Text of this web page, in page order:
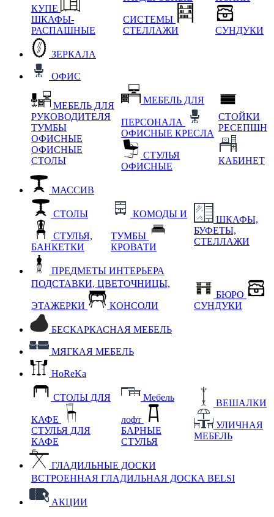
КУПЕ
ШКАФЫ-
РАСПАШНЫЕ
СИСТЕМЫ
СТЕЛЛАЖИ
СУНДУКИ
ЗЕРКАЛА
ОФИС
МЕБЕЛЬ ДЛЯ
РУКОВОДИТЕЛЯ
ТУМБЫ
ОФИСНЫЕ
ОФИСНЫЕ
СТОЛЫ
МЕБЕЛЬ ДЛЯ
ПЕРСОНАЛА
ОФИСНЫЕ КРЕСЛА
СТУЛЬЯ
ОФИСНЫЕ
СТОЙКИ
РЕСЕПШН
КАБИНЕТ
МАССИВ
СТОЛЫ
СТУЛЬЯ,
БАНКЕТКИ
КОМОДЫ И
ТУМБЫ
КРОВАТИ
ШКАФЫ,
БУФЕТЫ,
СТЕЛЛАЖИ
ПРЕДМЕТЫ ИНТЕРЬЕРА
ПОДСТАВКИ, ЦВЕТОЧНИЦЫ,
ЭТАЖЕРКИ КОНСОЛИ
БЮРО
СУНДУКИ
БЕСКАРКАСНАЯ МЕБЕЛЬ
МЯГКАЯ МЕБЕЛЬ
HoReKa
СТОЛЫ ДЛЯ
КАФЕ
СТУЛЬЯ ДЛЯ
КАФЕ
Мебель
лофт
БАРНЫЕ
СТУЛЬЯ
ВЕШАЛКИ
УЛИЧНАЯ
МЕБЕЛЬ
ГЛАДИЛЬНЫЕ ДОСКИ
ВСТРОЕННАЯ ГЛАДИЛЬНАЯ ДОСКА BELSI
АКЦИИ